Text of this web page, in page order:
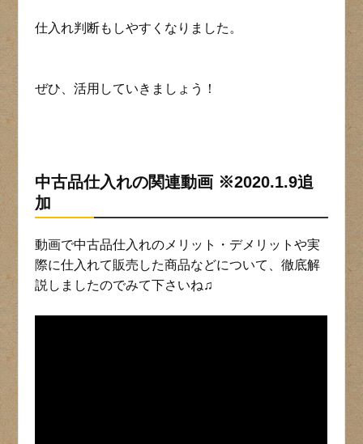
仕入れ判断もしやすくなりました。
ぜひ、活用していきましょう！
中古品仕入れの関連動画 ※2020.1.9追
加
動画で中古品仕入れのメリット・デメリットや実
際に仕入れて販売した商品などについて、徹底解
説しましたのでみて下さいね♫